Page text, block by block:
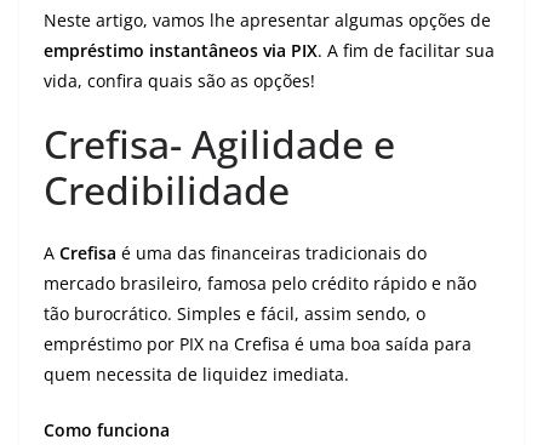
Neste artigo, vamos lhe apresentar algumas opções de
empréstimo instantâneos via PIX. A fim de facilitar sua
vida, confira quais são as opções!
Crefisa- Agilidade e
Credibilidade
A Crefisa é uma das financeiras tradicionais do
mercado brasileiro, famosa pelo crédito rápido e não
tão burocrático. Simples e fácil, assim sendo, o
empréstimo por PIX na Crefisa é uma boa saída para
quem necessita de liquidez imediata.
Como funciona